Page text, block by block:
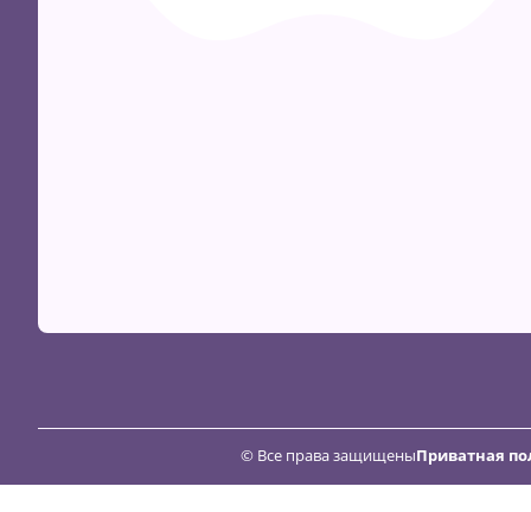
© Все права защищеныПриватная